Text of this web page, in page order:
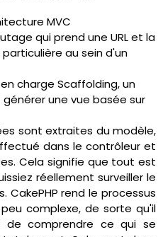
MVC
qui prend une URL et la
au sein d'un
charge Scaffolding, un
une vue basée sur
sont extraites du modèle,
dans le contrôleur et
Cela signifie que tout est
réellement surveiller le
rend le processus
complexe, de sorte qu'il
de comprendre ce qui se